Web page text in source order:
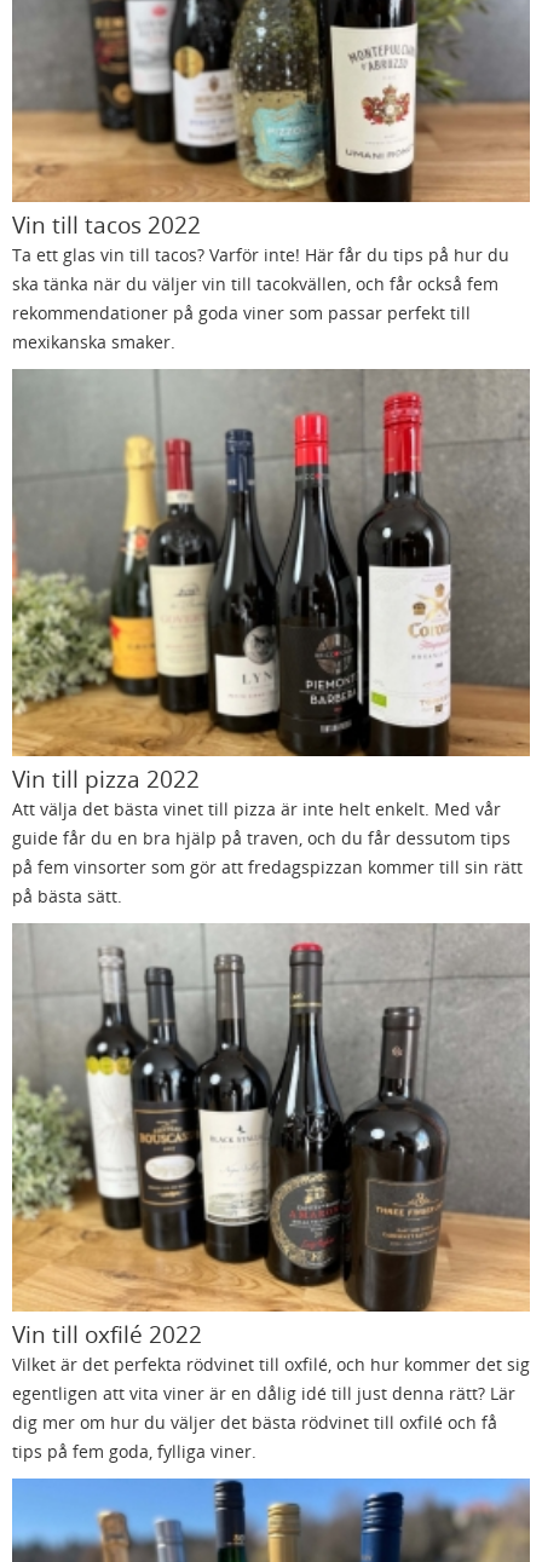
Vin till tacos 2022
Ta ett glas vin till tacos? Varför inte! Här får du tips på hur du
ska tänka när du väljer vin till tacokvällen, och får också fem
rekommendationer på goda viner som passar perfekt till
mexikanska smaker.
Vin till pizza 2022
Att välja det bästa vinet till pizza är inte helt enkelt. Med vår
guide får du en bra hjälp på traven, och du får dessutom tips
på fem vinsorter som gör att fredagspizzan kommer till sin rätt
på bästa sätt.
Vin till oxfilé 2022
Vilket är det perfekta rödvinet till oxfilé, och hur kommer det sig
egentligen att vita viner är en dålig idé till just denna rätt? Lär
dig mer om hur du väljer det bästa rödvinet till oxfilé och få
tips på fem goda, fylliga viner.